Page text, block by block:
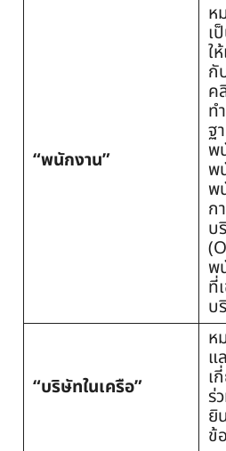
“พนักงาน”
ห
เ
ใ
กั
ค
ท
ฐ
พ
พ
พ
ก
บ
พ
ที่
บ
“บริษัทในเครือ”
ห
แ
เ
ร่
ยิ
ข้